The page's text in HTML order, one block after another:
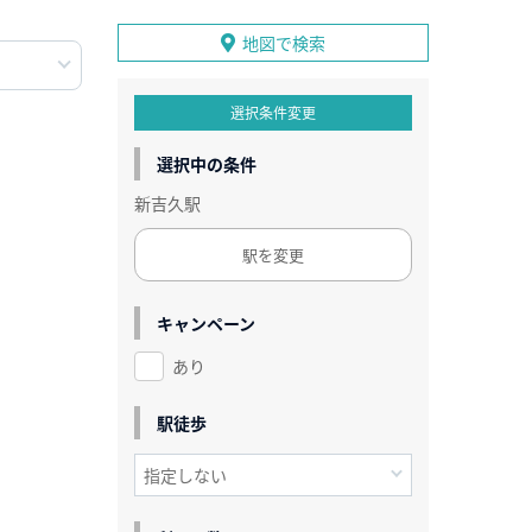
地図で検索
選択条件変更
選択中の条件
新吉久駅
駅を変更
キャンペーン
あり
駅徒歩